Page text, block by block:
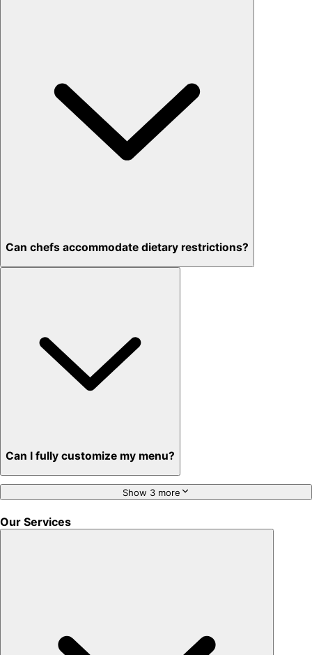
Can chefs accommodate dietary restrictions?
Can I fully customize my menu?
Show 3 more
Our Services